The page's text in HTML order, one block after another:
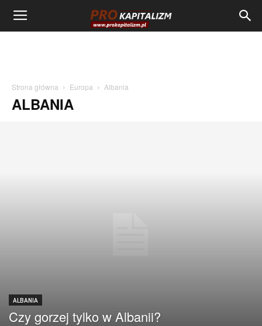
Strona główna Europa Albania
ALBANIA
ALBANIA
Czy gorzej tylko w Albanii?